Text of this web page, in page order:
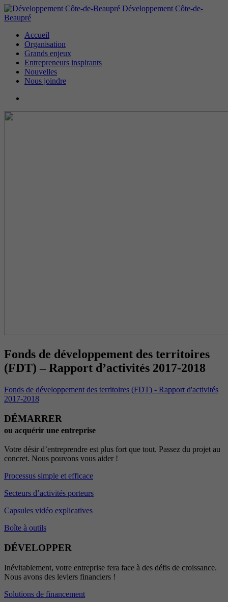
Développement Côte-de-
Beaupré
Accueil
Organisation
Grands enjeux
Entrepreneurs inspirants
Nouvelles
Nous joindre
Fonds de développement des territoires
(FDT) – Rapport d’activités 2017-2018
Fonds de développement des territoires (FDT) - Rapport d'activités
2017-2018
DÉMARRER
ou acquérir une entreprise
Votre désir d’entreprendre est plus fort que tout. Passez du projet au
concret. Nous pouvons vous aider !
Processus simple et efficace
Secteurs d’activités porteurs
Capsules vidéo explicatives
Boîte à outils
DÉVELOPPER
Inévitablement, votre entreprise fera face à des défis de croissance.
Nous avons des leviers financiers !
Solutions de financement